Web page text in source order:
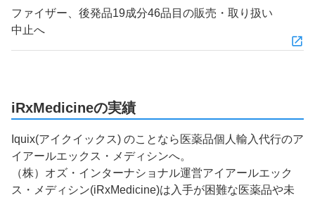
ファイザー、後発品19成分46品目の販売・取り扱い
中止へ
iRxMedicineの実績
Iquix(アイクイックス) のことなら医薬品個人輸入代行のア
イアールエックス・メディシンへ。
（株）オズ・インターナショナル運営アイアールエック
ス・メディシン(iRxMedicine)は入手が困難な医薬品や未